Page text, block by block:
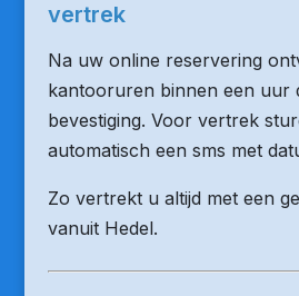
vertrek
Na uw online reservering
kantooruren binnen een uur
bevestiging. Voor vertrek
automatisch een sms met
Zo vertrekt u altijd met een
vanuit Hedel.